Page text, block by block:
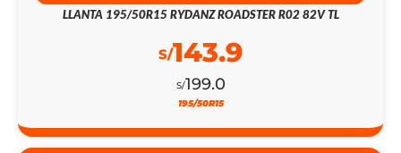
LLANTA 195/50R15 RYDANZ ROADSTER R02 82V TL
S/199.0
S/143.9
195/50R15